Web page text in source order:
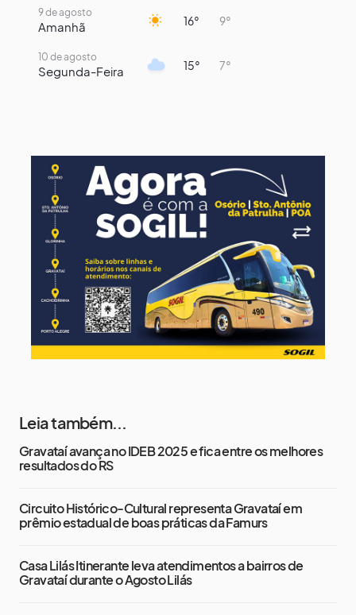
9 de agosto
Amanhã 16° 9°
10 de agosto
Segunda-Feira 15° 7°
Quarta-Feira 14° 12°
13 de agosto
Quinta-Feira 18° 13°
14 de agosto
Sexta-Feira 17° 13°
Leia também...
Gravataí avança no IDEB 2025 e fica entre os melhores
resultados do RS
Circuito Histórico-Cultural representa Gravataí em
prêmio estadual de boas práticas da Famurs
Casa Lilás Itinerante leva atendimentos a bairros de
Gravataí durante o Agosto Lilás